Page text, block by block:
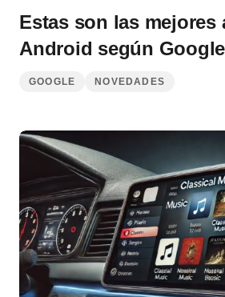
Estas son las mejores
Android según Google
GOOGLE NOVEDADES